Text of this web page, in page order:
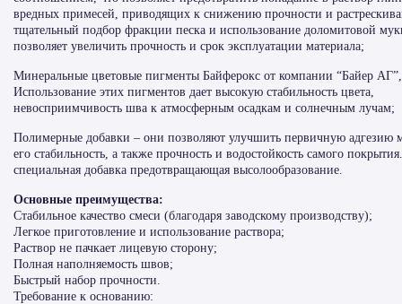
вредных примесей, приводящих к снижению прочности и
тщательный подбор фракции песка и использование доломитовой
позволяет увеличить прочность и срок эксплуатации материала;
Минеральные цветовые пигменты Байферокс от компании “Байер
Использование этих пигментов дает высокую стабильность цвета,
невосприимчивость шва к атмосферным осадкам и солнечным лучам;
Полимерные добавки – они позволяют улучшить первичную адгезию
его стабильность, а также прочность и водостойкость самого
специальная добавка предотвращающая высолообразование.
Основные преимущества:
Стабильное качество смеси (благодаря заводскому производству);
Легкое приготовление и использование раствора;
Раствор не пачкает лицевую сторону;
Полная наполняемость швов;
Быстрый набор прочности.
Требование к основанию: